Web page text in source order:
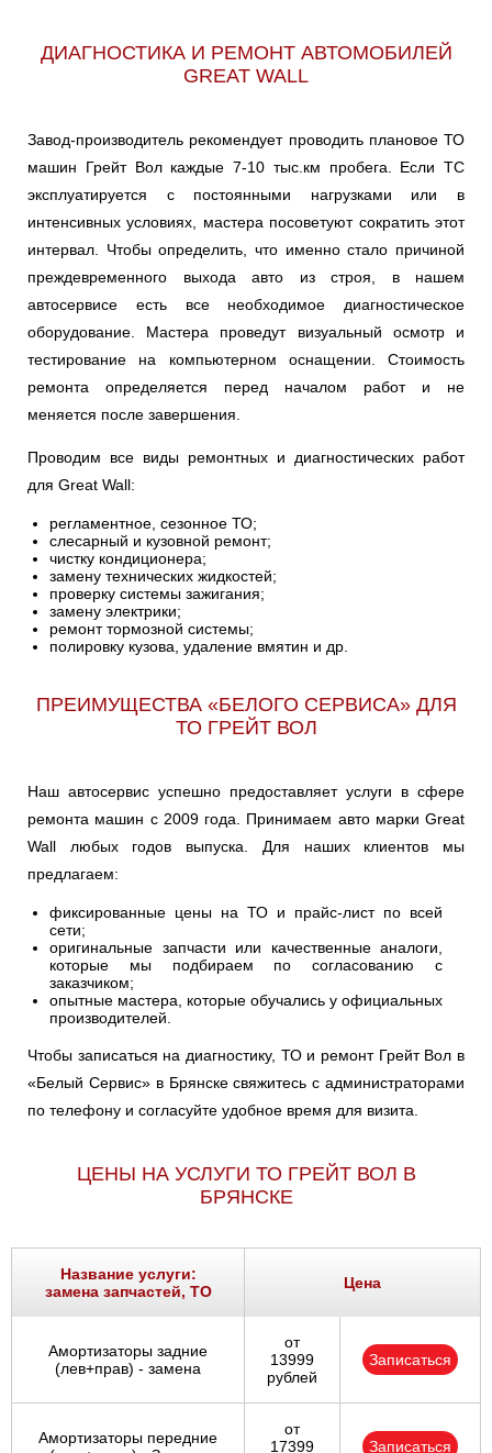
ДИАГНОСТИКА И РЕМОНТ АВТОМОБИЛЕЙ
GREAT WALL
Завод-производитель рекомендует проводить плановое ТО
машин Грейт Вол каждые 7-10 тыс.км пробега. Если ТС
эксплуатируется с постоянными нагрузками или в
интенсивных условиях, мастера посоветуют сократить этот
интервал. Чтобы определить, что именно стало причиной
преждевременного выхода авто из строя, в нашем
автосервисе есть все необходимое диагностическое
оборудование. Мастера проведут визуальный осмотр и
тестирование на компьютерном оснащении. Стоимость
ремонта определяется перед началом работ и не
меняется после завершения.
Проводим все виды ремонтных и диагностических работ
для Great Wall:
регламентное, сезонное ТО;
слесарный и кузовной ремонт;
чистку кондиционера;
замену технических жидкостей;
проверку системы зажигания;
замену электрики;
ремонт тормозной системы;
полировку кузова, удаление вмятин и др.
ПРЕИМУЩЕСТВА «БЕЛОГО СЕРВИСА» ДЛЯ
ТО ГРЕЙТ ВОЛ
Наш автосервис успешно предоставляет услуги в сфере
ремонта машин с 2009 года. Принимаем авто марки Great
Wall любых годов выпуска. Для наших клиентов мы
предлагаем:
фиксированные цены на ТО и прайс-лист по всей
сети;
оригинальные запчасти или качественные аналоги,
которые мы подбираем по согласованию с
заказчиком;
опытные мастера, которые обучались у официальных
производителей.
Чтобы записаться на диагностику, ТО и ремонт Грейт Вол в
«Белый Сервис» в Брянске свяжитесь с администраторами
по телефону и согласуйте удобное время для визита.
ЦЕНЫ НА УСЛУГИ ТО ГРЕЙТ ВОЛ В
БРЯНСКЕ
Название услуги:
замена запчастей, ТО
Цена
Амортизаторы задние
(лев+прав) - замена
от
13999
рублей
Записаться
Амортизаторы передние
от
17399
Записаться